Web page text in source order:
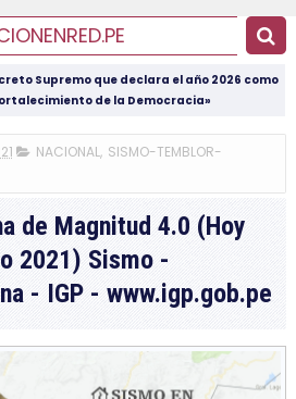
Supremo que declara el año 2026 como
de la Democracia»
NACIONAL, SISMO-TEMBLOR-
de Magnitud 4.0 (Hoy
2021) Sismo -
- IGP - www.igp.gob.pe